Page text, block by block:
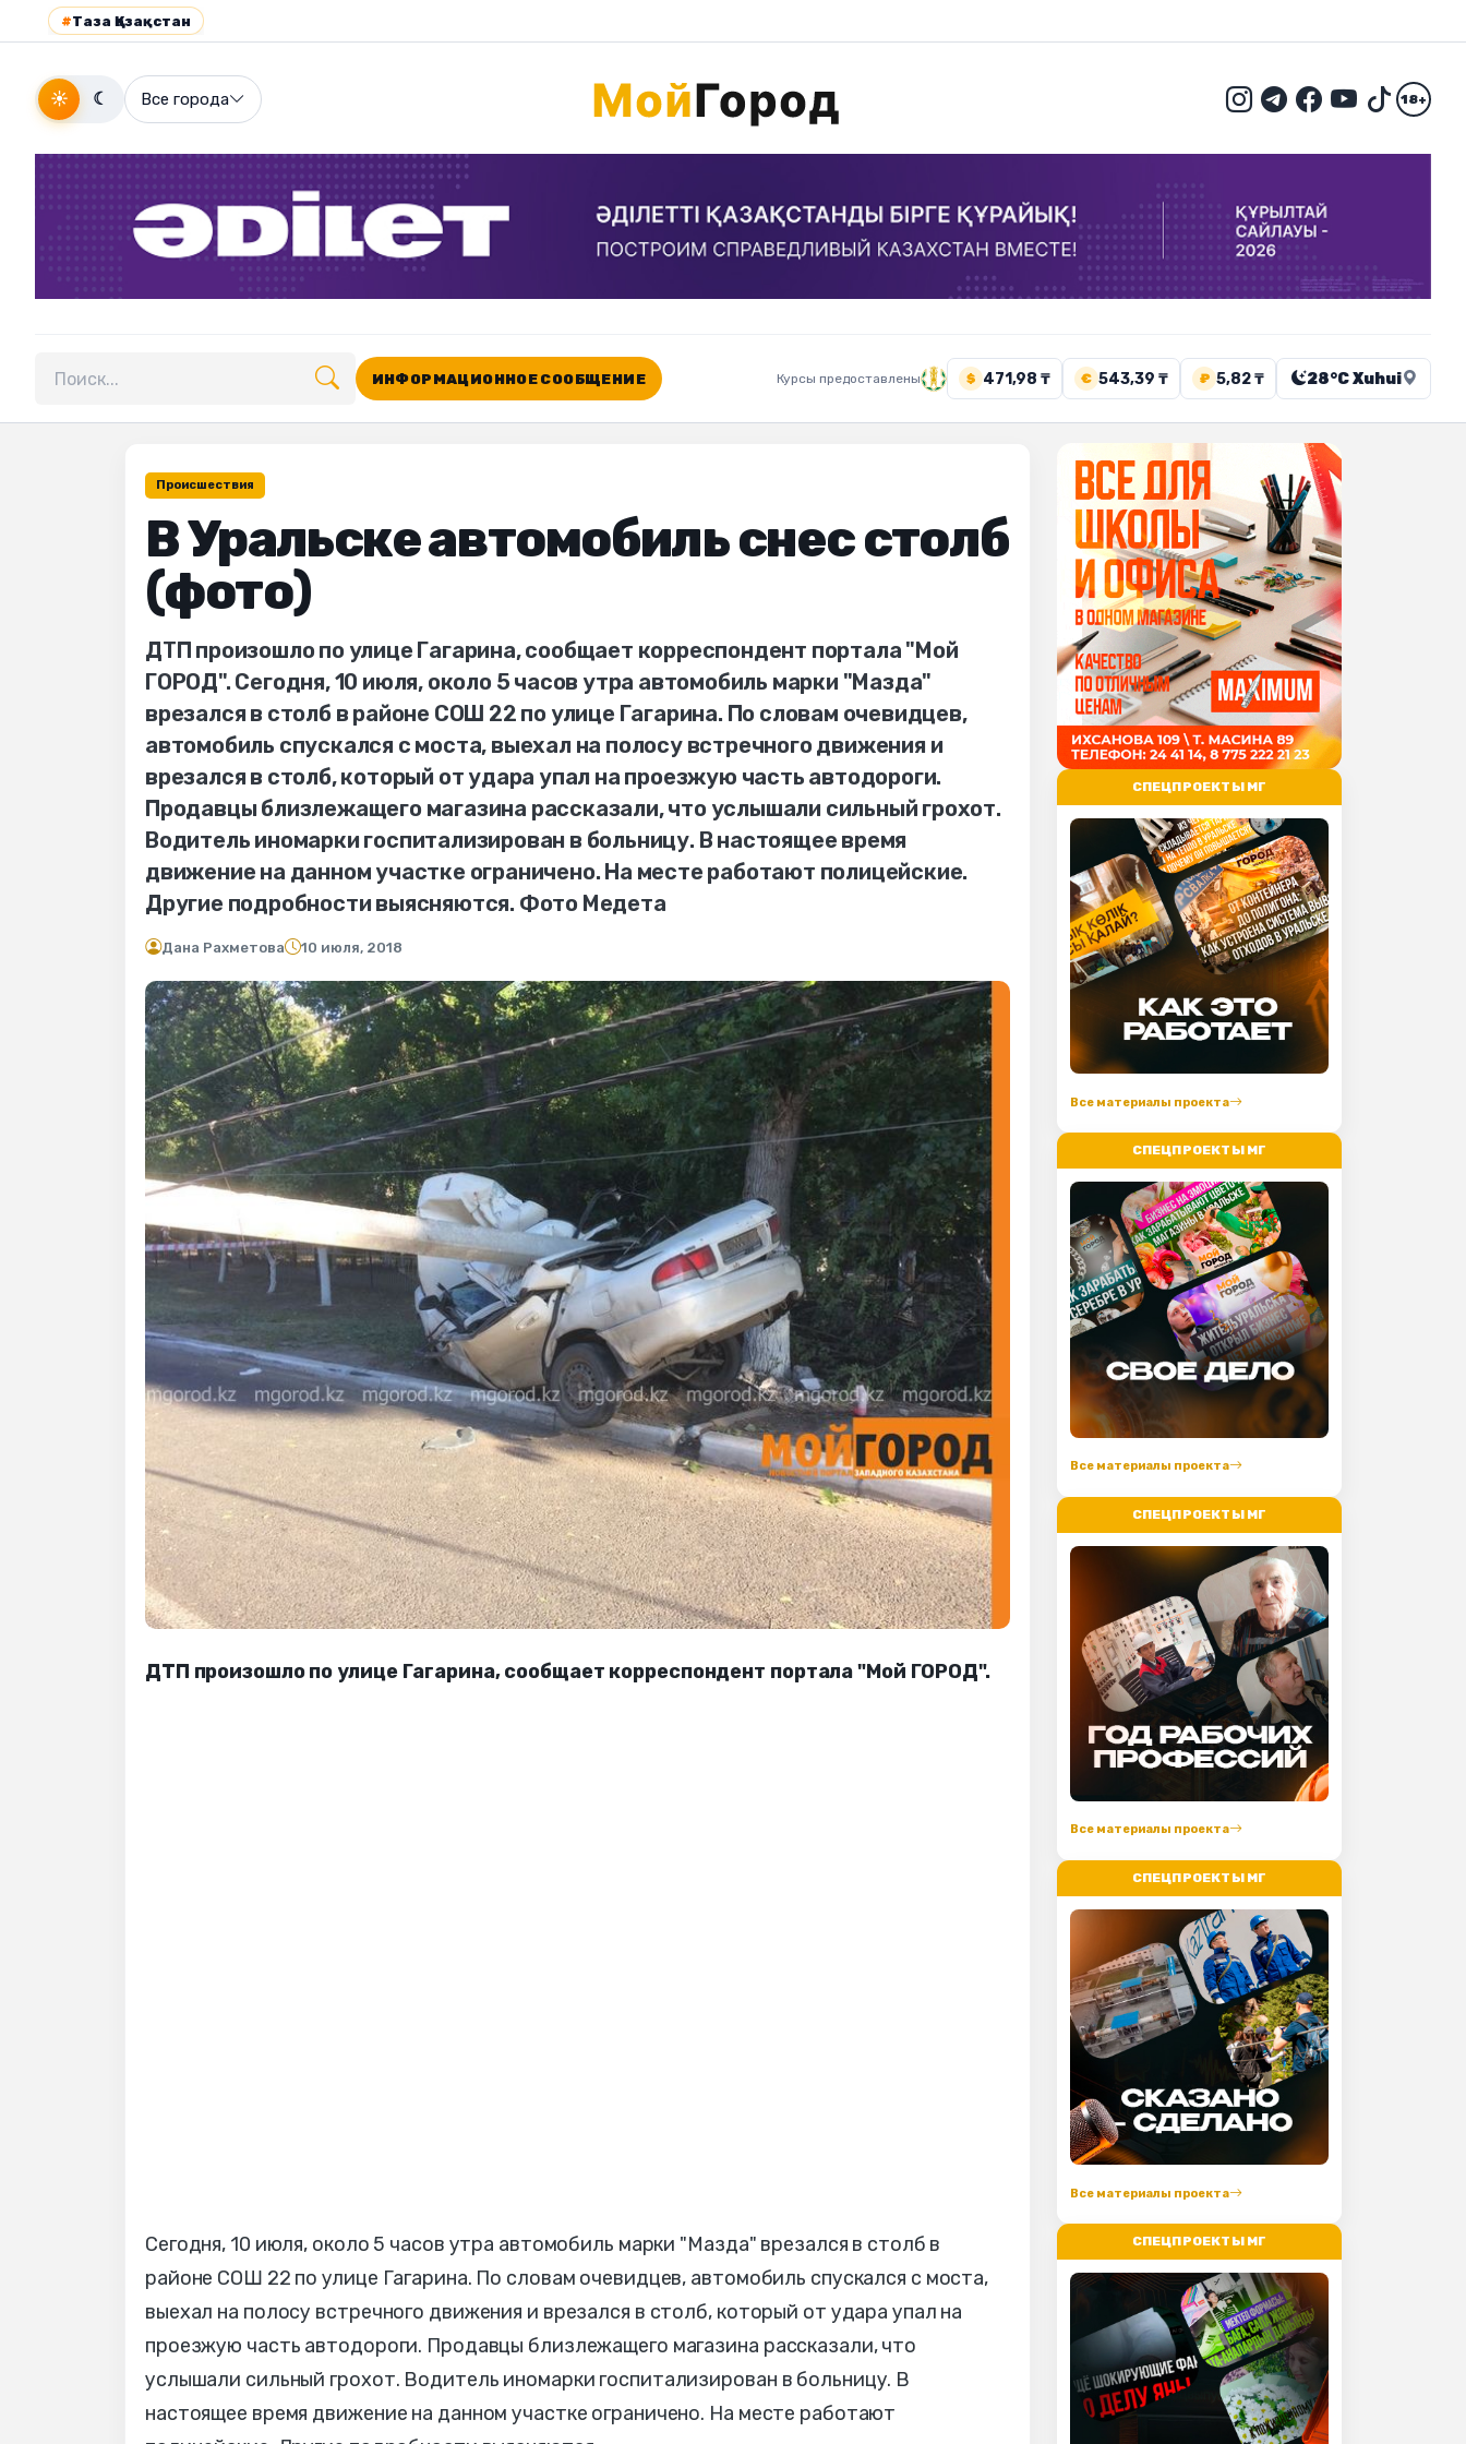
#Таза Қазақстан
☀ ☾ Все города 18+
Поиск по сайту
ИНФОРМАЦИОННОЕ СООБЩЕНИЕ Курсы предоставлены $ 471,98 ₸ € 543,39 ₸ ₽ 5,82 ₸ 28°C Xuhui
Происшествия
В Уральске автомобиль снес столб
(фото)
ДТП произошло по улице Гагарина, сообщает корреспондент портала "Мой
ГОРОД". Сегодня, 10 июля, около 5 часов утра автомобиль марки "Мазда"
врезался в столб в районе СОШ 22 по улице Гагарина. По словам очевидцев,
автомобиль спускался с моста, выехал на полосу встречного движения и
врезался в столб, который от удара упал на проезжую часть автодороги.
Продавцы близлежащего магазина рассказали, что услышали сильный грохот.
Водитель иномарки госпитализирован в больницу. В настоящее время
движение на данном участке ограничено. На месте работают полицейские.
Другие подробности выясняются. Фото Медета
Дана Рахметова 10 июля, 2018
ДТП произошло по улице Гагарина, сообщает корреспондент портала "Мой ГОРОД".
Сегодня, 10 июля, около 5 часов утра автомобиль марки "Мазда" врезался в столб в
районе СОШ 22 по улице Гагарина. По словам очевидцев, автомобиль спускался с моста,
выехал на полосу встречного движения и врезался в столб, который от удара упал на
проезжую часть автодороги. Продавцы близлежащего магазина рассказали, что
услышали сильный грохот. Водитель иномарки госпитализирован в больницу. В
настоящее время движение на данном участке ограничено. На месте работают
СПЕЦПРОЕКТЫ МГ
Все материалы проекта
СПЕЦПРОЕКТЫ МГ
Все материалы проекта
СПЕЦПРОЕКТЫ МГ
Все материалы проекта
СПЕЦПРОЕКТЫ МГ
Все материалы проекта
СПЕЦПРОЕКТЫ МГ